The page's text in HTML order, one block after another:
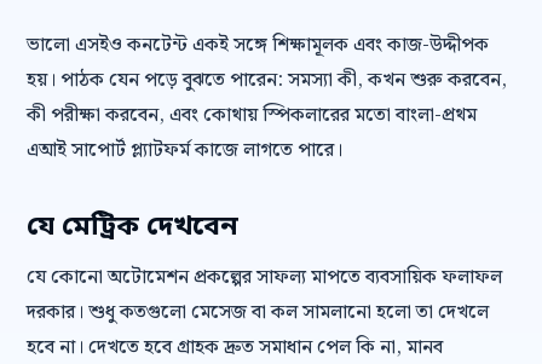
ভালো এসইও কনটেন্ট একই সঙ্গে শিক্ষামূলক এবং কাজ-উদ্দীপক
হয়। পাঠক যেন পড়ে বুঝতে পারেন: সমস্যা কী, কখন শুরু করবেন,
কী পরীক্ষা করবেন, এবং কোথায় স্পিকলারের মতো বাংলা-প্রথম
এআই সাপোর্ট প্ল্যাটফর্ম কাজে লাগতে পারে।
যে মেট্রিক দেখবেন
যে কোনো অটোমেশন প্রকল্পের সাফল্য মাপতে ব্যবসায়িক ফলাফল
দরকার। শুধু কতগুলো মেসেজ বা কল সামলানো হলো তা দেখলে
হবে না। দেখতে হবে গ্রাহক দ্রুত সমাধান পেল কি না, মানব